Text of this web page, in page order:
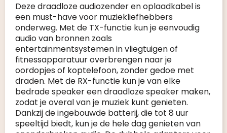
Deze draadloze audiozender en oplaadkabel is
een must-have voor muziekliefhebbers
onderweg. Met de TX-functie kun je eenvoudig
audio van bronnen zoals
entertainmentsystemen in vliegtuigen of
fitnessapparatuur overbrengen naar je
oordopjes of koptelefoon, zonder gedoe met
draden. Met de RX-functie kun je van elke
bedrade speaker een draadloze speaker maken,
zodat je overal van je muziek kunt genieten.
Dankzij de ingebouwde batterij, die tot 8 uur
speeltijd biedt, kun je de hele dag genieten van